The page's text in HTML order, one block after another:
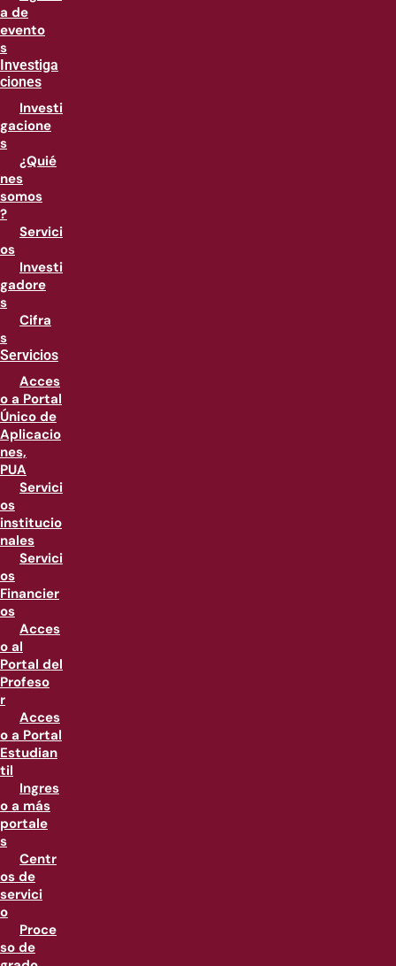
a de
evento
s
Investiga
ciones
Investi
gacione
s
¿Quié
nes
somos
?
Servici
os
Investi
gadore
s
Cifra
s
Servicios
Acces
o a Portal
Único de
Aplicacio
nes,
PUA
Servici
os
institucio
nales
Servici
os
Financier
os
Acces
o al
Portal del
Profeso
r
Acces
o a Portal
Estudian
til
Ingres
o a más
portale
s
Centr
os de
servici
o
Proce
so de